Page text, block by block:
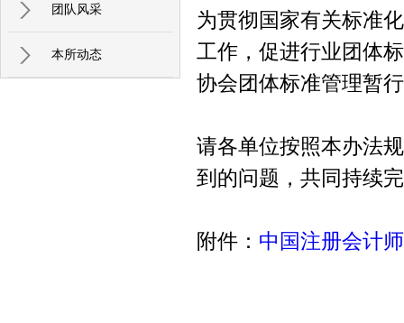
团队风采
本所动态
为贯彻国家有关标准
工作，促进行业团体
协会团体标准管理暂
请各单位按照本办法
到的问题，共同持续
附件： 中国注册会计